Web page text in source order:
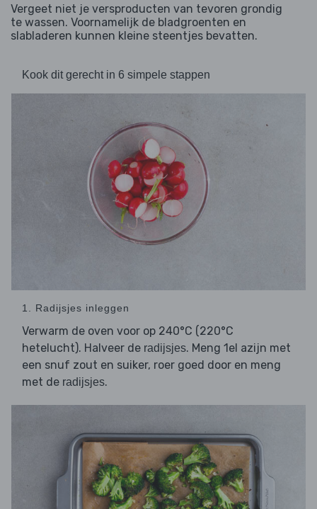
Vergeet niet je versproducten van tevoren grondig
te wassen. Voornamelijk de bladgroenten en
slabladeren kunnen kleine steentjes bevatten.
Kook dit gerecht in 6 simpele stappen
1. Radijsjes inleggen
Verwarm de oven voor op 240°C (220°C
hetelucht). Halveer de radijsjes. Meng 1el azijn met
een snuf zout en suiker, roer goed door en meng
met de radijsjes.